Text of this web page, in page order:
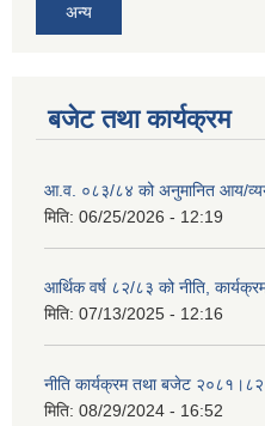
अन्य
बजेट तथा कार्यक्रम
आ.व. ०८३/८४ को अनुमानित आय/
मिति: 06/25/2026 - 12:19
आर्थिक वर्ष ८२/८३ को नीति,
मिति: 07/13/2025 - 12:16
नीति कार्यक्रम तथा बजेट २०८१।८२
मिति: 08/29/2024 - 16:52